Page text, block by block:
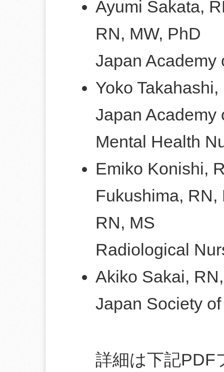
Ayumi Sakata,
RN, MW, PhD
Japan Academy
Yoko
Japan Academy
Mental Health
Emiko Konishi,
Fukushima, RN,
RN, MS
Radiological
Akiko Sakai,
Japan Society
詳細は下記PDF